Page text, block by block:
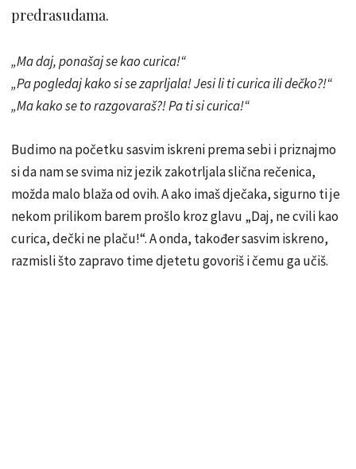
predrasudama.
„Ma daj, ponašaj se kao curica!“
„Pa pogledaj kako si se zaprljala! Jesi li ti curica ili dečko?!“
„Ma kako se to razgovaraš?! Pa ti si curica!“
Budimo na početku sasvim iskreni prema sebi i priznajmo
si da nam se svima niz jezik zakotrljala slična rečenica,
možda malo blaža od ovih. A ako imaš dječaka, sigurno ti je
nekom prilikom barem prošlo kroz glavu „Daj, ne cvili kao
curica, dečki ne plaču!“. A onda, također sasvim iskreno,
razmisli što zapravo time djetetu govoriš i čemu ga učiš.